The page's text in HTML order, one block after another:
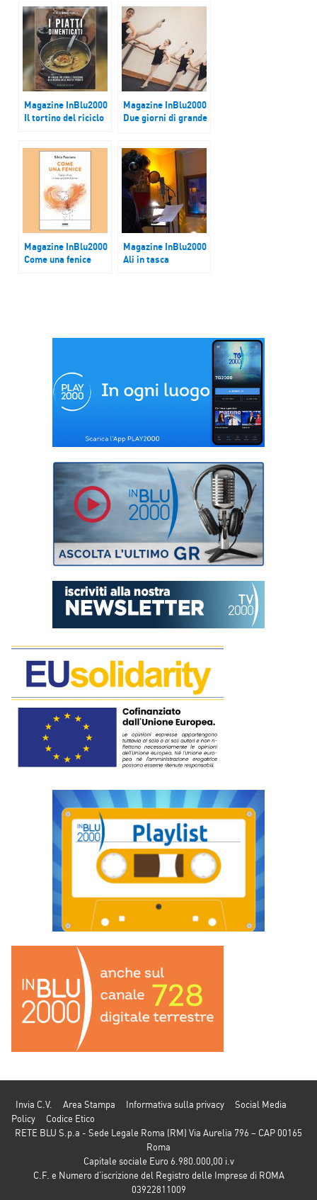
Magazine InBlu2000
Il tortino del riciclo
Magazine InBlu2000
Due giorni di grande
Magazine InBlu2000
Come una fenice
Magazine InBlu2000
Ali in tasca
Invia C.V. Area Stampa Informativa sulla privacy
Social Media
Policy
Codice Etico
RETE BLU S.p.a - Sede Legale Roma (RM) Via Aurelia 796 – CAP 00165
Roma
Capitale sociale Euro 6.980.000,00 i.v
C.F. e Numero d’iscrizione del Registro delle Imprese di ROMA
03922811009